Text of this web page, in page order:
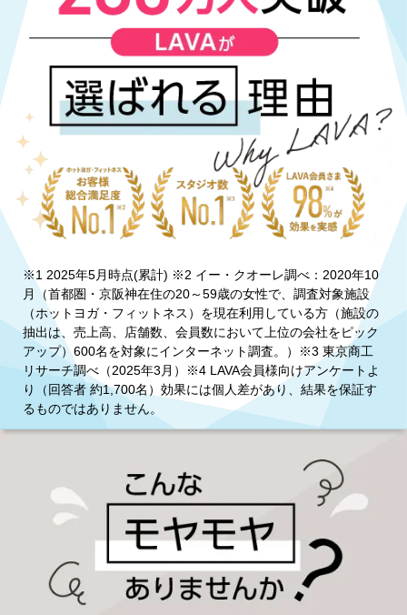
※1 2025年5月時点(累計) ※2 イー・クオーレ調べ：2020年10
月（首都圏・京阪神在住の20～59歳の女性で、調査対象施設
（ホットヨガ・フィットネス）を現在利用している方（施設の
抽出は、売上高、店舗数、会員数において上位の会社をピック
アップ）600名を対象にインターネット調査。）※3 東京商工
リサーチ調べ（2025年3月）※4 LAVA会員様向けアンケートよ
り（回答者 約1,700名）効果には個人差があり、結果を保証す
るものではありません。